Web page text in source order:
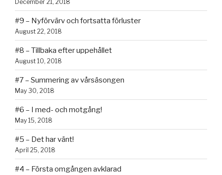
December 21, 2018
#9 – Nyförvärv och fortsatta förluster
August 22, 2018
#8 – Tillbaka efter uppehållet
August 10, 2018
#7 – Summering av vårsäsongen
May 30, 2018
#6 – I med- och motgång!
May 15, 2018
#5 – Det har vänt!
April 25, 2018
#4 – Första omgången avklarad